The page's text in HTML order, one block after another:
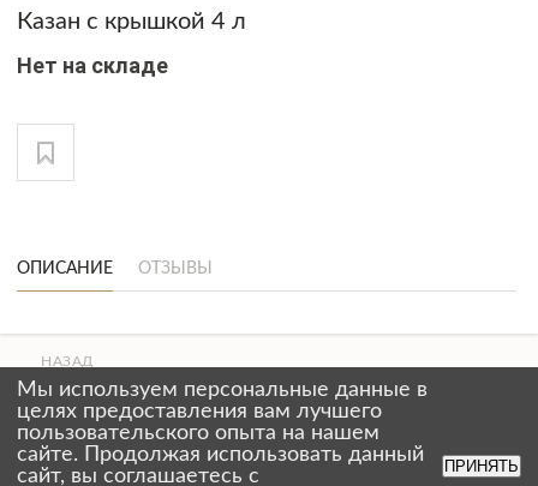
Казан с крышкой 4 л
Нет на складе
ОПИСАНИЕ ОТЗЫВЫ
НАЗАД
СТРАНИЦЫ
Мы используем персональные данные в
целях предоставления вам лучшего
пользовательского опыта на нашем
сайте. Продолжая использовать данный
сайт, вы соглашаетесь с
ПРИНЯТЬ